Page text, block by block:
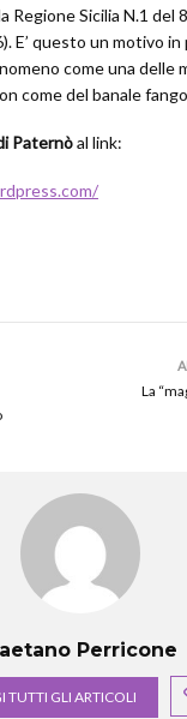
Regione Sicilia N.1 del
E’ questo un motivo in
come una delle
come del banale
Paternòal link:
La
Perricone
TUTTI GLI ARTICOLI